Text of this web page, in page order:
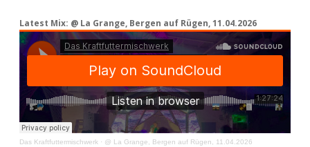
Latest Mix: @ La Grange, Bergen auf Rügen, 11.04.2026
Das Kraftfuttermischwerk · @ La Grange, Bergen auf Rügen, 11.04.2026